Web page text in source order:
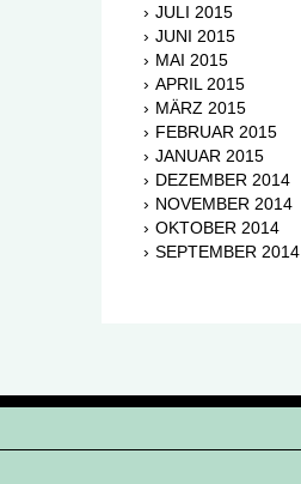
JULI 2015
JUNI 2015
MAI 2015
APRIL 2015
MÄRZ 2015
FEBRUAR 2015
JANUAR 2015
DEZEMBER 2014
NOVEMBER 2014
OKTOBER 2014
SEPTEMBER 2014